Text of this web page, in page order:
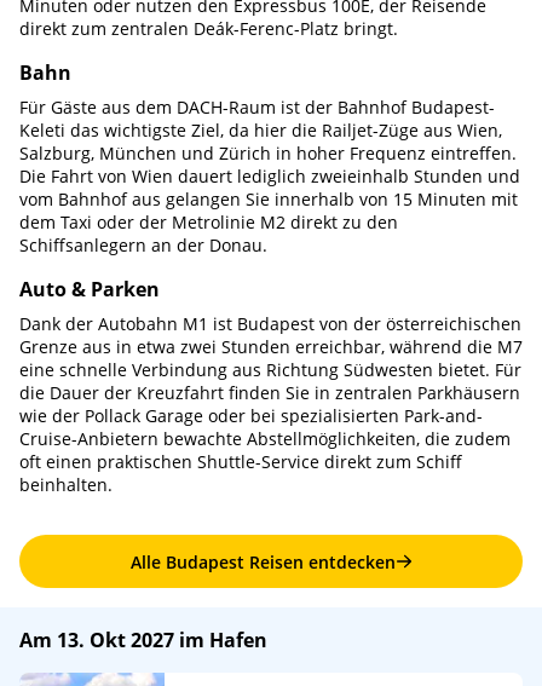
Minuten oder nutzen den Expressbus 100E, der Reisende
direkt zum zentralen Deák-Ferenc-Platz bringt.
Bahn
Für Gäste aus dem DACH-Raum ist der Bahnhof Budapest-
Keleti das wichtigste Ziel, da hier die Railjet-Züge aus Wien,
Salzburg, München und Zürich in hoher Frequenz eintreffen.
Die Fahrt von Wien dauert lediglich zweieinhalb Stunden und
vom Bahnhof aus gelangen Sie innerhalb von 15 Minuten mit
dem Taxi oder der Metrolinie M2 direkt zu den
Schiffsanlegern an der Donau.
Auto & Parken
Dank der Autobahn M1 ist Budapest von der österreichischen
Grenze aus in etwa zwei Stunden erreichbar, während die M7
eine schnelle Verbindung aus Richtung Südwesten bietet. Für
die Dauer der Kreuzfahrt finden Sie in zentralen Parkhäusern
wie der Pollack Garage oder bei spezialisierten Park-and-
Cruise-Anbietern bewachte Abstellmöglichkeiten, die zudem
oft einen praktischen Shuttle-Service direkt zum Schiff
beinhalten.
Alle Budapest Reisen entdecken
Am 13. Okt 2027 im Hafen